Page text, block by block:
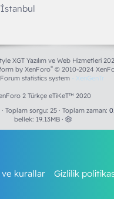
XGT Yazılım ve Web Hizmetleri
by XenForo® © 2010-2024
statistics system
- XenGenTr
2 Türkçe eTiKeT™ 2020
Toplam sorgu 25 Toplam zaman
bellek 19.13MB
kurallar Gizlilik